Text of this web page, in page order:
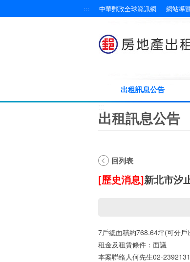
::: 中華郵政全球資訊網 網站導
出租訊息公告
出租訊息公告
回列表
[歷史消息]新北市汐
7戶總面積約768.64坪(可分戶
租金及租賃條件：面議
本案聯絡人何先生02-